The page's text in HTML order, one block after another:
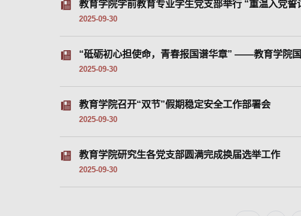
教育学院学前教育专业学生党支部举行 “重温入党
2025-09-30
“砥砺初心担使命，青春报国谱华章” ——教育学院
2025-09-30
教育学院召开“双节”假期稳定安全工作部署会
2025-09-30
教育学院研究生各党支部圆满完成换届选举工作
2025-09-30